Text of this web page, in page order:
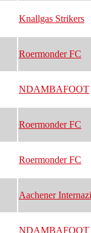
Knallgas Strikers
Roermonder FC
NDAMBAFOOT
Roermonder FC
Roermonder FC
Aachener
NDAMBAFOOT